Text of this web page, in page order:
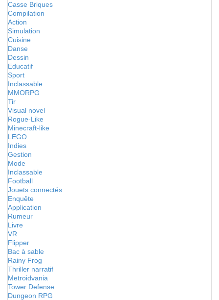
Casse Briques
Compilation
Action
Simulation
Cuisine
Danse
Dessin
Educatif
Sport
Inclassable
MMORPG
Tir
Visual novel
Rogue-Like
Minecraft-like
LEGO
Indies
Gestion
Mode
Inclassable
Football
Jouets connectés
Enquête
Application
Rumeur
Livre
VR
Flipper
Bac à sable
Rainy Frog
Thriller narratif
Metroidvania
Tower Defense
Dungeon RPG